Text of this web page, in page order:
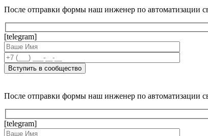
После отправки формы наш инженер по автоматизации
[telegram]
После отправки формы наш инженер по автоматизации
[telegram]